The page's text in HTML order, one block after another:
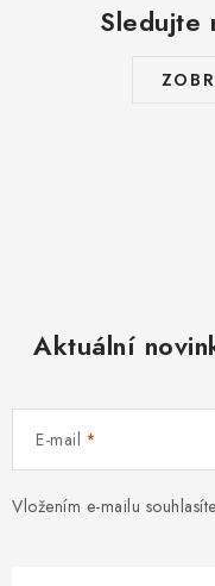
Sledujte
Aktuální
E-mail
Vložením e-mailu